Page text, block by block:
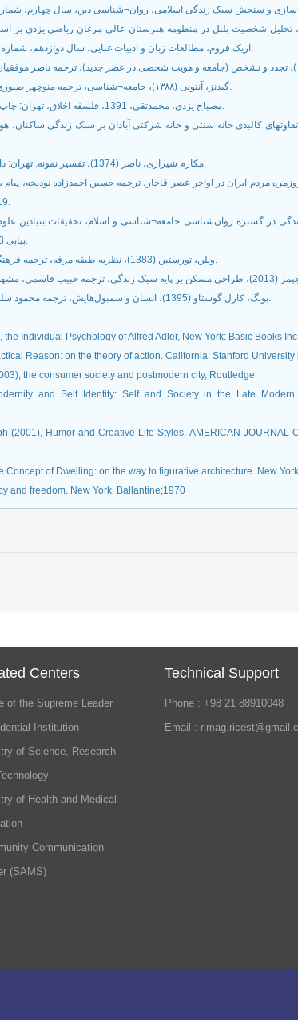
مهریزی، مژگان و همکاران (1401)، تحلیل شخصیت بلبل در منظومه هنرستان عالی مرغان ریاضی
اریک فروم، مطالعات زبان و ادبیات غنایی، سال دوازدهم، شماره 43، صص 96-82.
گیدنز، آنتونی (۱۳۸۸)، جامعه¬شناسی، ترجمه منوچهر صبوری، تهران: نشر نی.
مصباح یزدی، محمدتقی، 1391، فلسفه اخلاق، تهران: چاپ و نشر بین الملل.
و همکاران (1400)، تأثیر تفاوتهای کالبدی خانه سنتی و خانه شرکتی آبادان بر سبک زندگی
48، صص 92-79.
مکارم شیرازی، ناصر (1374)، تفسیر نمونه. تهران: دارالکتب الاسلامیه.
به زندگى روزمره مردم ايران در اواخر عصر قاجار، ترجمه حسین احمدزاده نودیجه،
19، بهار، 132-114.
بازتبیین سبک زندگی در گستره روان‌شناسی جامعه¬شناسی و اسلام، تحقیقات بنیادین
پیاپی 13، صص 124-91.
وبلن، تورستین (1383)، نظریه طبقه مرفه، ترجمه فرهنگ ارشاد، نشر نی.
ﻳﻮﻧﮓ، ﻛﺎرل ﮔﻮﺳﺘﺎو (1395)، اﻧﺴﺎن و ﺳﻤﺒﻮلﻫﺎﻳﺶ، ﺗﺮﺟﻤﻪ ﻣﺤﻤﻮد ﺳﻠﻄﺎﻧﻴﻪ، ﺗﻬﺮان: دﻳﺒﺎ.
the Individual Psychology of Alfred Adler, New York: Basic Books
Reason: on the theory of action. California: Stanford University
the consumer society and postmodern city, Routledge.
and Self Identity: Self and Society in the Late Modern
(2001), Humor and Creative Life Styles, AMERICAN JOURNAL
Concept of Dwelling: on the way to figurative architecture. New
and freedom. New York: Ballantine;1970
Centers
of the Supreme Leader
Institution
of Science, Research
of Health and Medical
Communication
(SAMS)
Technical Support
Phone : +98 21 88910048
Email :